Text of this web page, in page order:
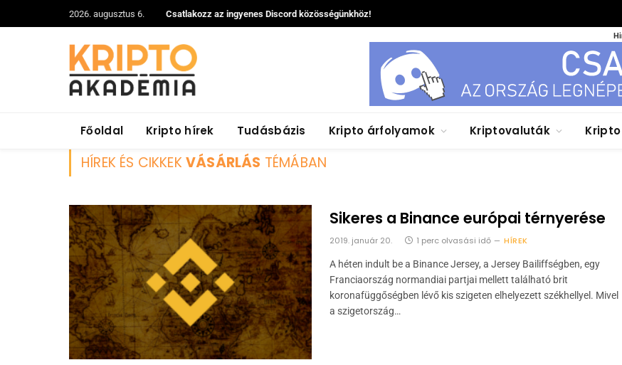
2026. augusztus 6. Csatlakozz az ingyenes Discord közösségünkhöz!
Főoldal Kripto hírek Tudásbázis Kripto árfolyamok Kriptovaluták
HÍREK ÉS CIKKEKVÁSÁRLÁS TÉMÁBAN
Sikeres a Binance európai térnyerése
2019. január 20. 1 perc olvasási idő HÍREK
A héten indult be a Binance Jersey, a Jersey Bailiffségben, egy
Franciaország normandiai partjai mellett található brit
koronafüggőségben lévő kis szigeten elhelyezett székhellyel. Mivel
a szigetország…